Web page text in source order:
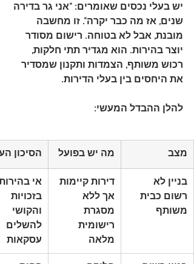
יש בעלי נכסים שאומרים: "אני גר בדירה
שנים, אז מה כבר יקרה". זו מחשבה
מובנת, אבל לא בטוחה. רישום מסודר
יוצר בהירות. הוא מגדיר תתי חלקות,
רכוש משותף, הצמדות ותקנון שמסדיר
את היחסים בין בעלי הדירות.
להלן ההבדל המעשי:
מצב מה יש בפועל הסיכון
בניין לא
רשום כבית
משותף
דירות קיימות
אך ללא
מסגרת
רישומית
מלאה
אי
בזכויות
והקושי
להשלים
עסקאות